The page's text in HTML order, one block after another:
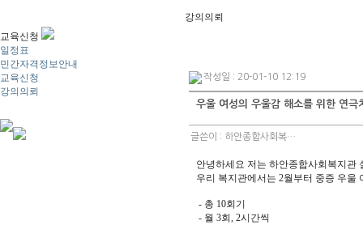
교육신청
일정표
민간자격정보안내
교육신청
강의의뢰
강의의뢰
작성일 : 20-01-10 12:19
우울 여성의 우울감 해소를 위한 연
글쓴이 : 하안종합사회복…
안녕하세요 저는 하안종합사회복지관
우리 복지관에서는 2월부터 중증 우울
- 총 10회기
- 월 3회, 2시간씩